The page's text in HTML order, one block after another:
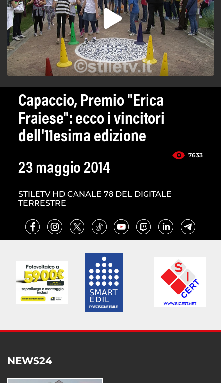
Capaccio, Premio "Erica
Fraiese": ecco i vincitori
dell'11esima edizione
7633
23 maggio 2014
STILETV HD CANALE 78 DEL DIGITALE
TERRESTRE
NEWS24